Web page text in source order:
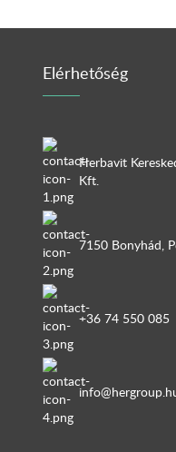
Elérhetőség
Herbavit
Kft.
7150 Bonyhád,
+36 74 550 085